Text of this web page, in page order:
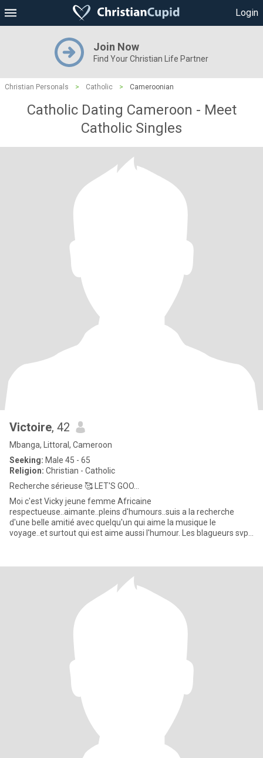
Login
Join Now
Find Your Christian Life Partner
Christian Personals > Catholic > Cameroonian
Catholic Dating Cameroon - Meet
Catholic Singles
Victoire, 42
Mbanga, Littoral, Cameroon
Seeking: Male 45 - 65
Religion: Christian - Catholic
Recherche sérieuse 🥰 LET'S GOO...
Moi c'est Vicky jeune femme Africaine
respectueuse..aimante..pleins d'humours..suis a la recherche
d'une belle amitié avec quelqu'un qui aime la musique le
voyage..et surtout qui est aime aussi l'humour. Les blagueurs svp